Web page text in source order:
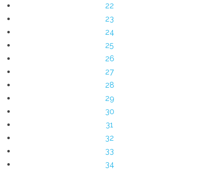
22
23
24
25
26
27
28
29
30
31
32
33
34